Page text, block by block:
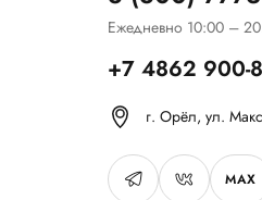
Ежедневно 10:00 –
+7 4862 900-
г. Орёл, ул.
MAX